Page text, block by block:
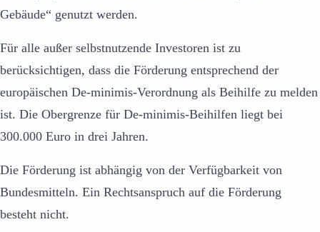
Gebäude“ genutzt werden.
Für alle außer selbstnutzende Investoren ist zu
berücksichtigen, dass die Förderung entsprechend der
europäischen De-minimis-Verordnung als Beihilfe zu melden
ist. Die Obergrenze für De-minimis-Beihilfen liegt bei
300.000 Euro in drei Jahren.
Die Förderung ist abhängig von der Verfügbarkeit von
Bundesmitteln. Ein Rechtsanspruch auf die Förderung
besteht nicht.